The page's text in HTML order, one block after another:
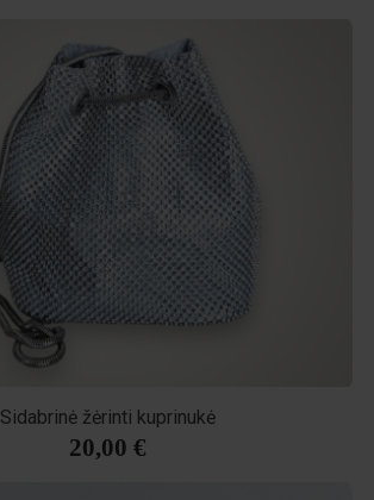
Sidabrinė žėrinti kuprinukė
20,00 €